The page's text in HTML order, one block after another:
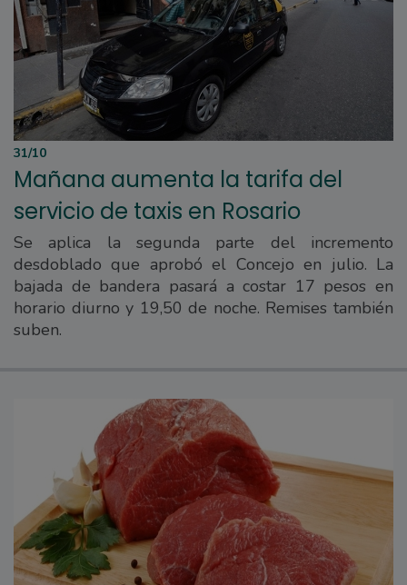
31/10
Mañana aumenta la tarifa del
servicio de taxis en Rosario
Se aplica la segunda parte del incremento
desdoblado que aprobó el Concejo en julio. La
bajada de bandera pasará a costar 17 pesos en
horario diurno y 19,50 de noche. Remises también
suben.